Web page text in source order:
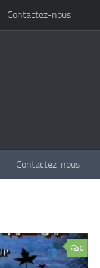
Contactez-nous
Contactez-nous
0